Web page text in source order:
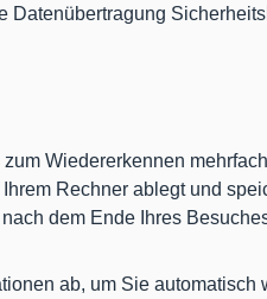
Datenübertragung
Wiedererkennen
Rechner ablegt und
dem Ende Ihres
ab, um Sie